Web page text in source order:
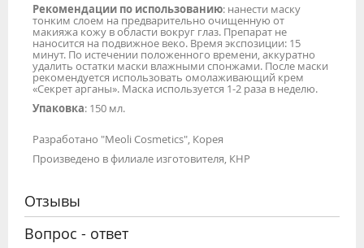
Рекомендации по использованию: нанести маску
тонким слоем на предварительно очищенную от
макияжа кожу в области вокруг глаз. Препарат не
наносится на подвижное веко. Время экспозиции: 15
минут. По истечении положенного времени, аккуратно
удалить остатки маски влажными спонжами. После маски
рекомендуется использовать омолаживающий крем
«Секрет арганы». Маска используется 1-2 раза в неделю.
Упаковка: 150 мл.
Разработано "Meoli Cosmetics", Корея
Произведено в филиале изготовителя, КНР
Отзывы
Вопрос - ответ